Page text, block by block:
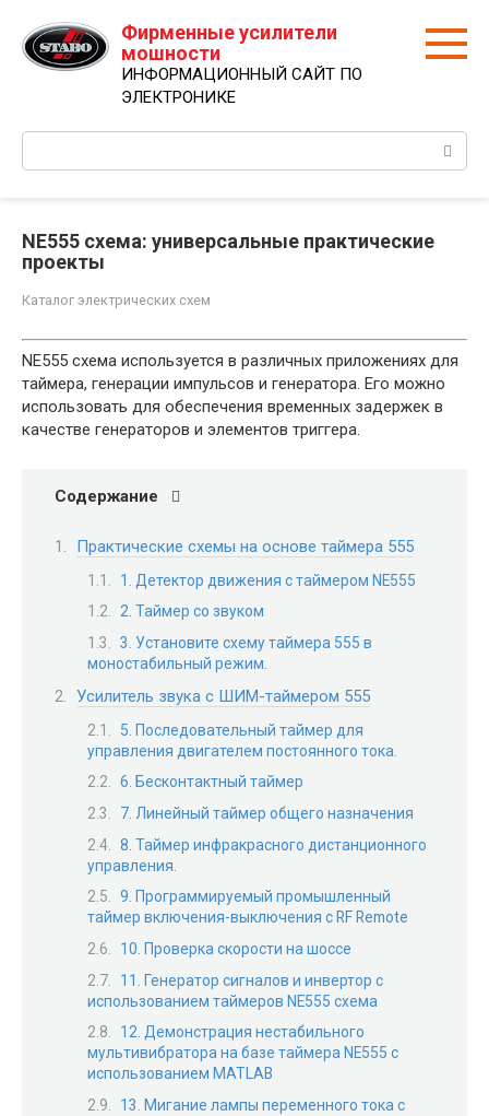
контенту
Фирменные усилители
мошности
ИНФОРМАЦИОННЫЙ САЙТ ПО
ЭЛЕКТРОНИКЕ
Поиск:
NE555 схема: универсальные практические
проекты
Каталог электрических схем
NE555 схема используется в различных приложениях для
таймера, генерации импульсов и генератора. Его можно
использовать для обеспечения временных задержек в
качестве генераторов и элементов триггера.
Содержание
Практические схемы на основе таймера 555
1. Детектор движения с таймером NE555
2. Таймер со звуком
3. Установите схему таймера 555 в
моностабильный режим.
Усилитель звука с ШИМ-таймером 555
5. Последовательный таймер для
управления двигателем постоянного тока.
6. Бесконтактный таймер
7. Линейный таймер общего назначения
8. Таймер инфракрасного дистанционного
управления.
9. Программируемый промышленный
таймер включения-выключения с RF Remote
10. Проверка скорости на шоссе
11. Генератор сигналов и инвертор с
использованием таймеров NE555 схема
12. Демонстрация нестабильного
мультивибратора на базе таймера NE555 с
использованием MATLAB
13. Мигание лампы переменного тока с